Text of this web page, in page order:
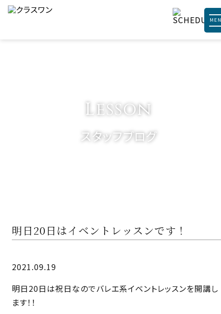
Lesson
スタッフブログ
明日20日はイベントレッスンです！
2021.09.19
明日20日は祝日なのでバレエ系イベントレッスンを開講し
ます！！